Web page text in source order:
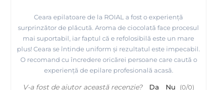
Ceara epilatoare de la ROIAL a fost o experiență
surprinzător de plăcută. Aroma de ciocolată face procesul
mai suportabil, iar faptul că e refolosibilă este un mare
plus! Ceara se întinde uniform și rezultatul este impecabil.
O recomand cu încredere oricărei persoane care caută o
experiență de epilare profesională acasă.
V-a fost de ajutor această recenzie? Da Nu (0/0)